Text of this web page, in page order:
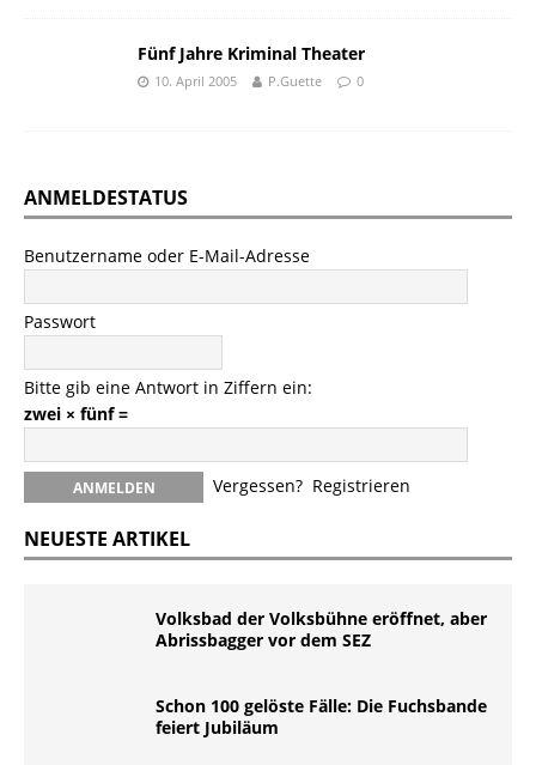
Fünf Jahre Kriminal Theater
10. April 2005 P.Guette 0
ANMELDESTATUS
Benutzername oder E-Mail-Adresse
Passwort
Bitte gib eine Antwort in Ziffern ein:
zwei × fünf =
Vergessen? Registrieren
NEUESTE ARTIKEL
Volksbad der Volksbühne eröffnet, aber
Abrissbagger vor dem SEZ
Schon 100 gelöste Fälle: Die Fuchsbande
feiert Jubiläum